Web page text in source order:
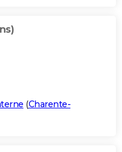
(Charente-